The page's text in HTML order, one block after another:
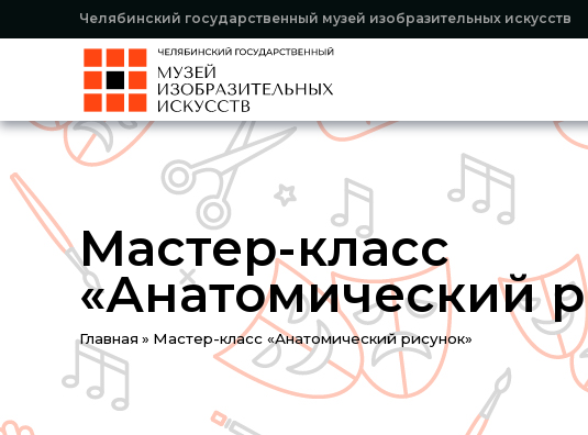
Челябинский государственный музей изобразительных искусств
Мастер-класс
«Анатомический
You
are
here
Главная » Мастер-класс «Анатомический рисунок»